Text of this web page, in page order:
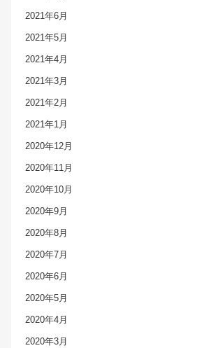
2021年6月
2021年5月
2021年4月
2021年3月
2021年2月
2021年1月
2020年12月
2020年11月
2020年10月
2020年9月
2020年8月
2020年7月
2020年6月
2020年5月
2020年4月
2020年3月